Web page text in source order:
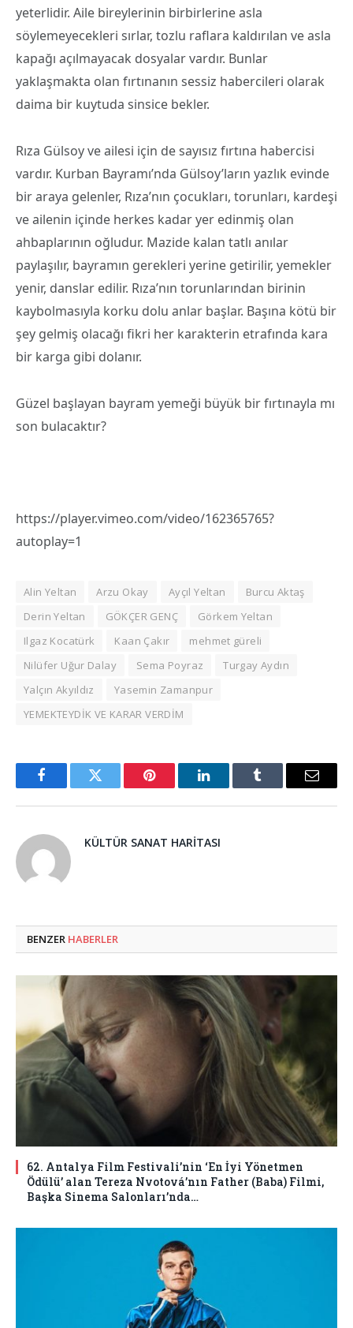
yeterlidir. Aile bireylerinin birbirlerine asla
söylemeyecekleri sırlar, tozlu raflara kaldırılan ve asla
kapağı açılmayacak dosyalar vardır. Bunlar
yaklaşmakta olan fırtınanın sessiz habercileri olarak
daima bir kuytuda sinsice bekler.
Rıza Gülsoy ve ailesi için de sayısız fırtına habercisi
vardır. Kurban Bayramı’nda Gülsoy’ların yazlık evinde
bir araya gelenler, Rıza’nın çocukları, torunları, kardeşi
ve ailenin içinde herkes kadar yer edinmiş olan
ahbaplarının oğludur. Mazide kalan tatlı anılar
paylaşılır, bayramın gerekleri yerine getirilir, yemekler
yenir, danslar edilir. Rıza’nın torunlarından birinin
kaybolmasıyla korku dolu anlar başlar. Başına kötü bir
şey gelmiş olacağı fikri her karakterin etrafında kara
bir karga gibi dolanır.
Güzel başlayan bayram yemeği büyük bir fırtınayla mı
son bulacaktır?
https://player.vimeo.com/video/162365765?
autoplay=1
Alin Yeltan Arzu Okay Ayçıl Yeltan
Burcu Aktaş
Derin Yeltan
GÖKÇER GENÇ
Görkem Yeltan
Ilgaz Kocatürk
Kaan Çakır
mehmet güreli
Nilüfer Uğur Dalay
Sema Poyraz
Turgay Aydın
Yalçın Akyıldız
Yasemin Zamanpur
YEMEKTEYDİK VE KARAR VERDİM
FacebookTwitter Pinterest LinkedInTumblr Email
KÜLTÜR SANAT HARITASI
BENZER HABERLER
62. Antalya Film Festivali’nin ‘En İyi Yönetmen
Ödülü’ alan Tereza Nvotová’nın Father (Baba) Filmi,
Başka Sinema Salonları’nda…